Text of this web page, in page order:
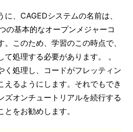
、CAGEDシステムの名前は、
の基本的なオープンメジャーコ
このため、学習のこの時点で、
処理する必要があります。 。
く処理し、コードがフレッティン
えるようにします。それでもでき
ズオンチュートリアルを続行する
をお勧めします。